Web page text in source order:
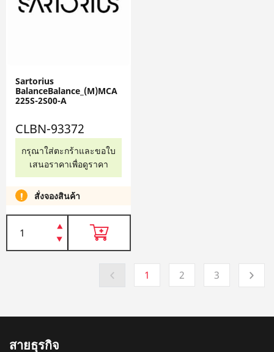
Sartorius
BalanceBalance_(M)MCA
225S-2S00-A
CLBN-93372
กรุณาใส่ตะกร้าและขอใบ
เสนอราคาเพื่อดูราคา
สั่งจองสินค้า
1 2 3
สายธุรกิจ